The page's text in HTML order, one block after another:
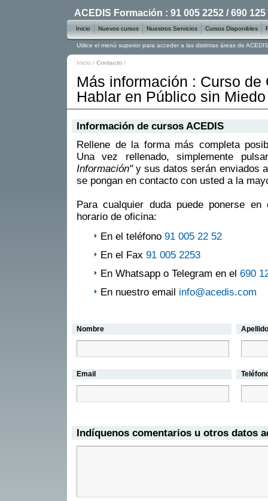
Inicio / Contacto /
Más información : Curso de
Hablar en Público sin Miedo
Información de cursos ACEDIS
Rellene de la forma más completa
Una vez rellenado, simplemente
Información"y sus datos serán enviados
se pongan en contacto con usted a la
Para cualquier duda puede ponerse
horario de oficina:
En el teléfono 91 005 22 52
En el Fax 91 005 2253
En Whatsapp o Telegram en el 690
En nuestro email info@acedis.com
Nombre
Email
Indíquenos comentarios u otros datos
ACEDIS Formación : 91 005 2252 / 690 125
Inicio Nuevos cursos Nuestros Servicios Cursos Disponibles
Utilice el menú superior para acceder a las distintas áreas de